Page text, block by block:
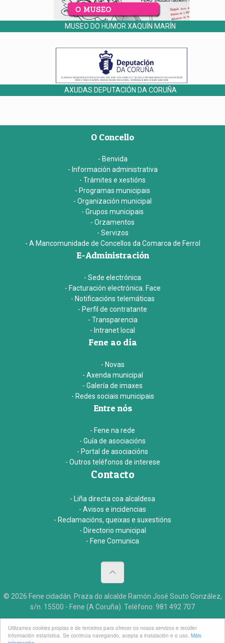
Utilizamos cookies propias e de terceiros para ofrecer os nosos servizos e recoller
información estatística. Se continúa navegando, acepta a instalación e o uso. Máis
MUSEO DO HUMOR XAQUÍN MARÍN
AXUDAS DEPUTACIÓN DA CORUÑA
O Concello
- Benvida
- Información administrativa
- Trámites e xestións
- Programas municipais
- Organización municipal
- Grupos municipais
- Orzamentos
- Servizos
- A Mancomunidade de Concellos da Comarca de Ferrol
E-Administración
- Sede electrónica
- Facturación electrónica. Face
- Notificacións telemáticas
- Perfil de contratante
- Transparencia
- Intranet local
Fene ao día
- Novas
- Axenda municipal
- Galería de imaxes
- Redes sociais municipais
Entre nós
- Fene na rede
- Guía de asociacións
- Portal de asociacións
- Outros teléfonos de interese
Contacto
- Liña directa coa alcaldesa
- Avisos e incidencias
- Reclamacións, queixas e suxestións
- Directorio municipal
- Fene Comunica
© 2026 Fene cidadán. Praza do alcalde Ramón José Souto González,
s/n. 15500 - Fene (A Coruña). Teléfono: 981 492 707